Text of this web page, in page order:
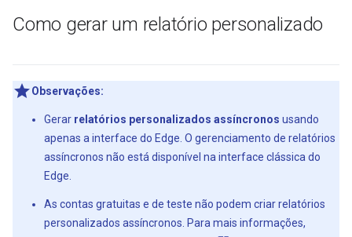
Como gerar um relatório personalizado
Observações:
Gerar relatórios personalizados assíncronos usando
apenas a interface do Edge. O gerenciamento de relatórios
assíncronos não está disponível na interface clássica do
Edge.
As contas gratuitas e de teste não podem criar relatórios
personalizados assíncronos. Para mais informações,